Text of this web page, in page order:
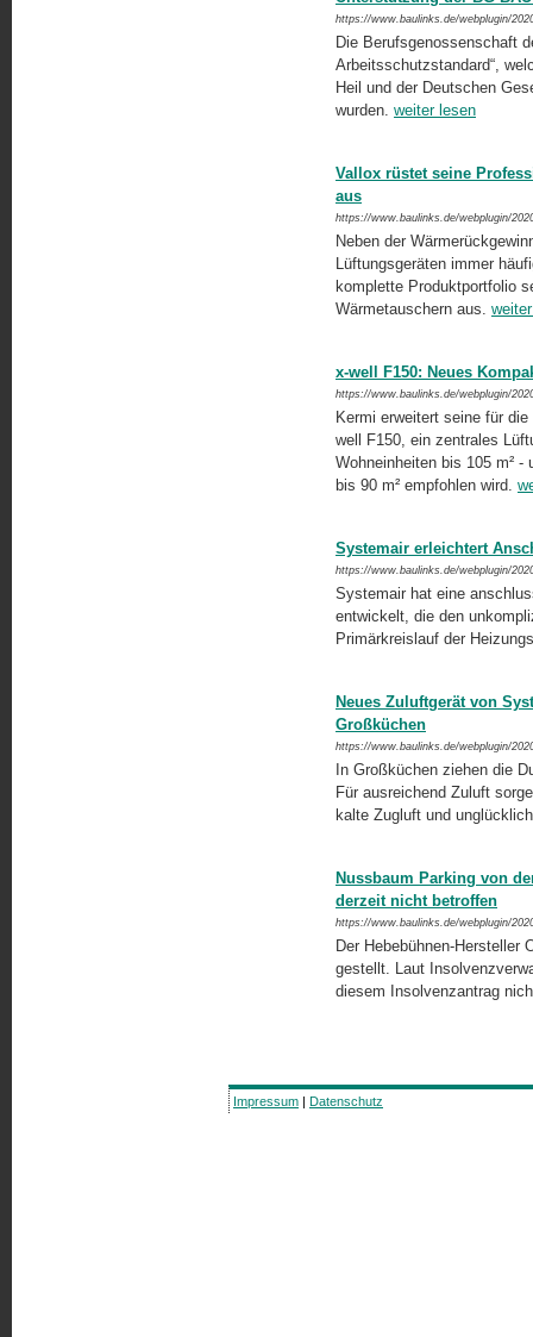
https://www.baulinks.de/webplugin/
Die Berufsgenossenschaft
Arbeitsschutzstandard“,
Heil und der Deutschen
wurden. weiter lesen
Vallox rüstet seine
aus
https://www.baulinks.de/webplugin/
Neben der
Lüftungsgeräten immer
komplette Produktportfolio
Wärmetauschern aus.
x-well F150: Neues
https://www.baulinks.de/webplugin/
Kermi erweitert seine für
well F150, ein zentrales
Wohneinheiten bis 105 m²
bis 90 m² empfohlen wird.
Systemair erleichtert
https://www.baulinks.de/webplugin/
Systemair hat eine
entwickelt, die den
Primärkreislauf der
Neues Zuluftgerät von
Großküchen
https://www.baulinks.de/webplugin/
In Großküchen ziehen die
Für ausreichend Zuluft
kalte Zugluft und
Nussbaum Parking von
derzeit nicht betroffen
https://www.baulinks.de/webplugin/
Der Hebebühnen-Hersteller
gestellt. Laut
diesem Insolvenzantrag
Impressum | Datenschutz